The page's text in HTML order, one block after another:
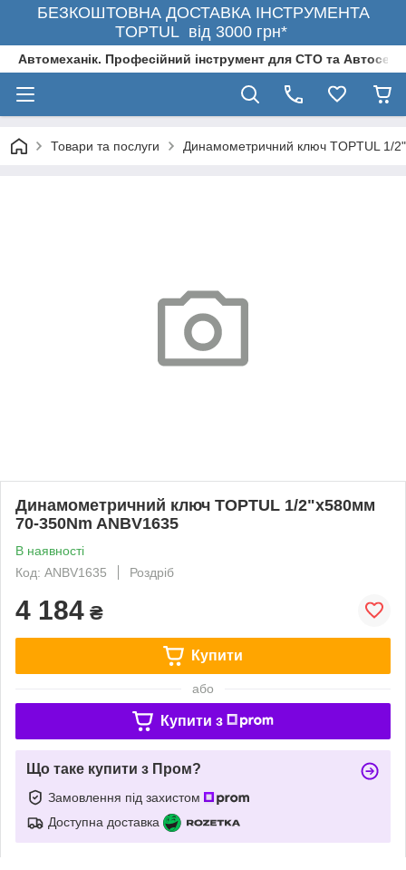
БЕЗКОШТОВНА ДОСТАВКА ІНСТРУМЕНТА
TOPTUL від 3000 грн*
Автомеханік. Професійний інструмент для СТО та
Товари та послуги Динамометричний ключ TOPTUL 1/
Динамометричний ключ TOPTUL 1/2"x580мм
70-350Nm ANBV1635
В наявності
Код: ANBV1635
Роздріб
4 184 ₴
Купити
або
Купити з
Що таке купити з Пром?
Замовлення під захистом
Доступна доставка